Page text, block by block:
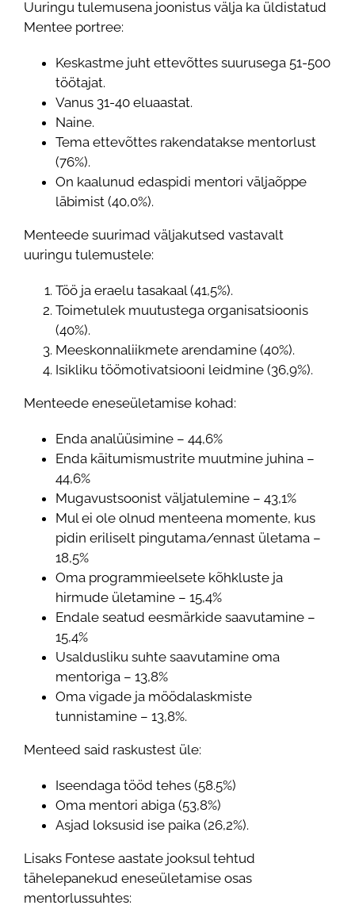
Uuringu tulemusena joonistus välja ka üldistatud
Mentee portree:
Keskastme juht ettevõttes suurusega 51-500
töötajat.
Vanus 31-40 eluaastat.
Naine.
Tema ettevõttes rakendatakse mentorlust
(76%).
On kaalunud edaspidi mentori väljaõppe
läbimist (40,0%).
Menteede suurimad väljakutsed vastavalt
uuringu tulemustele:
Töö ja eraelu tasakaal (41,5%).
Toimetulek muutustega organisatsioonis
(40%).
Meeskonnaliikmete arendamine (40%).
Isikliku töömotivatsiooni leidmine (36,9%).
Menteede eneseületamise kohad:
Enda analüüsimine – 44,6%
Enda käitumismustrite muutmine juhina –
44,6%
Mugavustsoonist väljatulemine – 43,1%
Mul ei ole olnud menteena momente, kus
pidin eriliselt pingutama/ennast ületama –
18,5%
Oma programmieelsete kõhkluste ja
hirmude ületamine – 15,4%
Endale seatud eesmärkide saavutamine –
15,4%
Usaldusliku suhte saavutamine oma
mentoriga – 13,8%
Oma vigade ja möödalaskmiste
tunnistamine – 13,8%.
Menteed said raskustest üle:
Iseendaga tööd tehes (58.5%)
Oma mentori abiga (53,8%)
Asjad loksusid ise paika (26,2%).
Lisaks Fontese aastate jooksul tehtud
tähelepanekud eneseületamise osas
mentorlussuhtes: